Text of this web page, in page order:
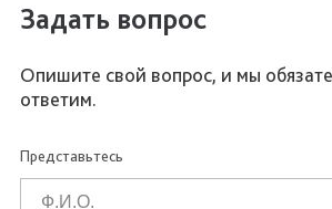
Задать вопрос
Опишите свой вопрос, и мы
ответим.
Представьтесь